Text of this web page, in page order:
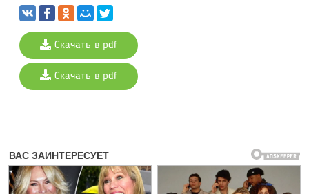
Скачать в pdf
Скачать в pdf